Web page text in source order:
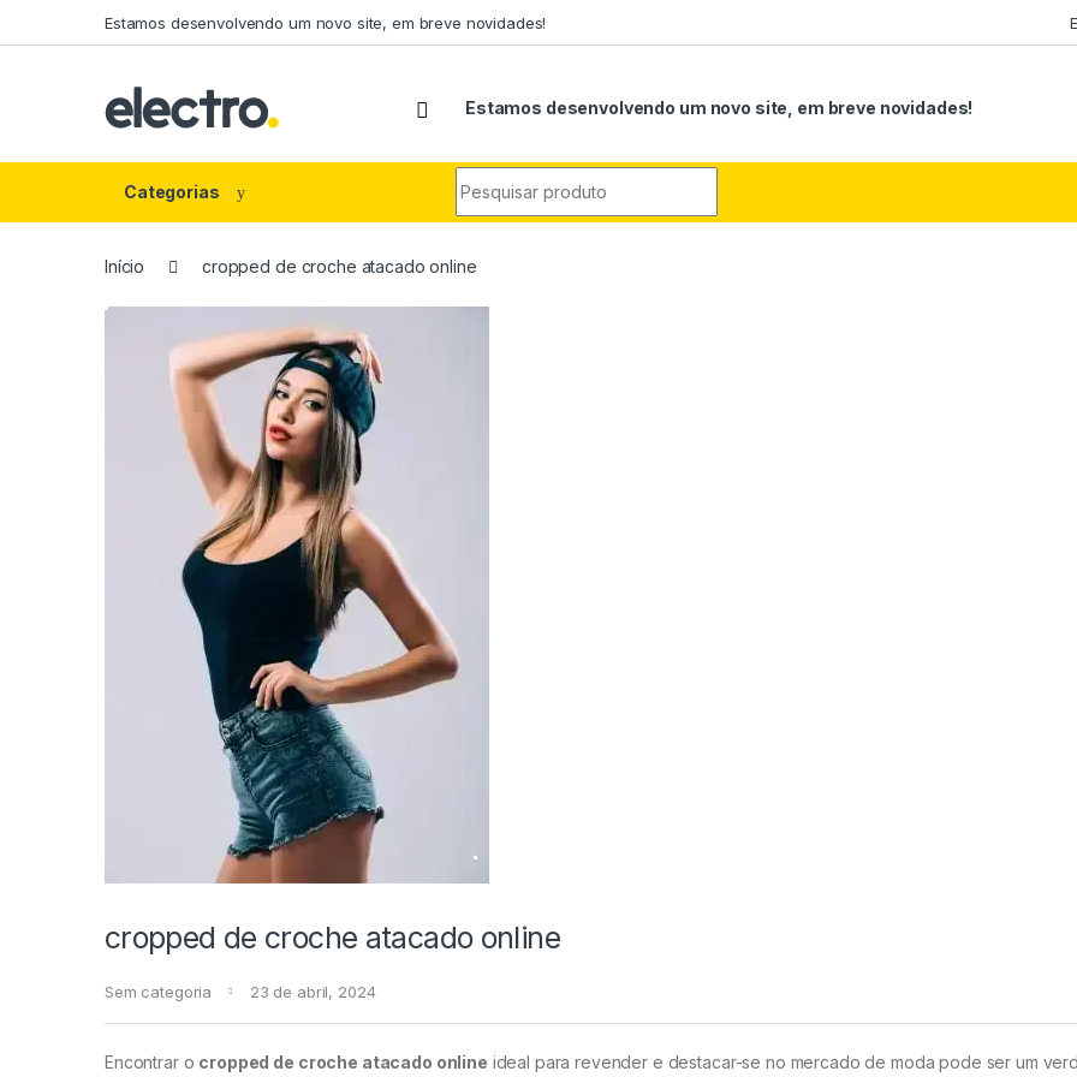
Estamos desenvolvendo um novo site, em breve novidades!
Estamos desenvolvendo um novo site, em breve novidades!
Categorias
Início cropped de croche atacado online
cropped de croche atacado online
Sem categoria 23 de abril, 2024
Encontrar o cropped de croche atacado online ideal para revender e destacar-se no mercado de moda pode ser um